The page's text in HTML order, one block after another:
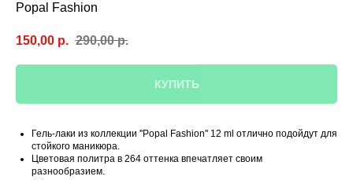
Popal Fashion
150,00 р. 290,00 р.
КУПИТЬ
Гель-лаки из коллекции ''Popal Fashion'' 12 ml отлично подойдут для
стойкого маникюра.
Цветовая политра в 264 оттенка впечатляет своим
разнообразием.